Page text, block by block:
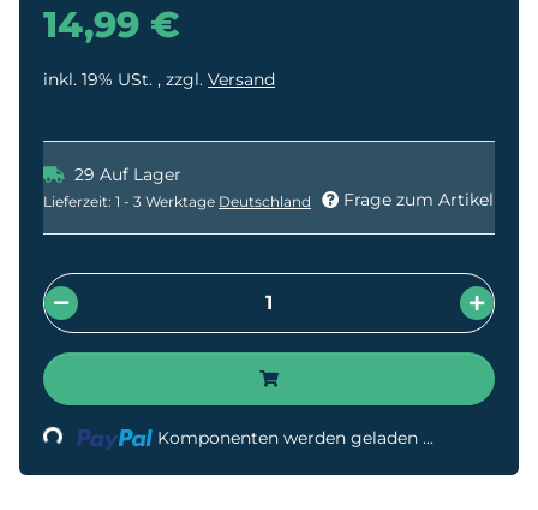
14,99 €
inkl. 19% USt. , zzgl. Versand
29 Auf Lager
Lieferzeit: 1 - 3 Werktage Deutschland Frage zum Artikel
Loading... Komponenten werden geladen ...